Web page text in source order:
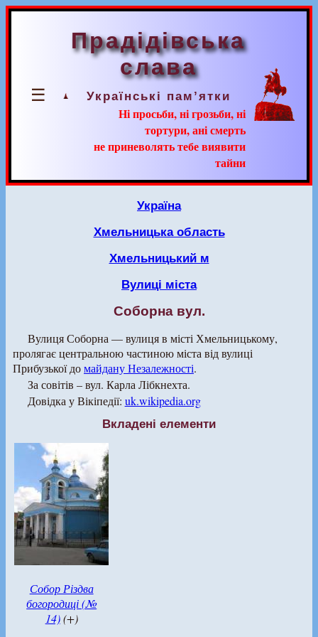
☰
Прадідівська
слава
Українські пам’ятки
Ні просьби, ні грозьби, ні
тортури, ані смерть
не приневолять тебе виявити
тайни
Україна
Хмельницька область
Хмельницький м
Вулиці міста
Соборна вул.
Вулиця Соборна — вулиця в місті Хмельницькому,
пролягає центральною частиною міста від вулиці
Прибузької домайдану Незалежності.
За совітів – вул. Карла Лібкнехта.
Довідка у Вікіпедії: uk.wikipedia.org
Вкладені елементи
Собор Різдва
богородиці (№
14)(+)